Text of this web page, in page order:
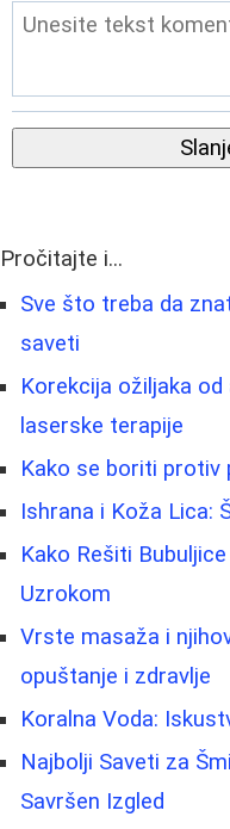
Pročitajte i...
Sve što treba da
saveti
Korekcija ožiljaka
laserske terapije
Kako se boriti protiv
Ishrana i Koža Lica:
Kako Rešiti
Uzrokom
Vrste masaža i
opuštanje i zdravlje
Koralna Voda:
Najbolji Saveti za
Savršen Izgled